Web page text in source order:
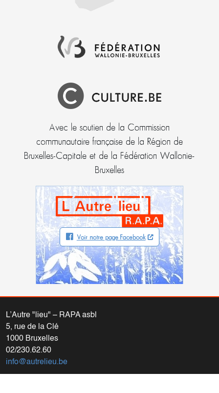
Avec le soutien de la Commission
communautaire française de la Région de
Bruxelles-Capitale et de la Fédération Wallonie-
Bruxelles
Voir notre page Facebook
L’Autre "lieu" – RAPA asbl
5, rue de la Clé
1000 Bruxelles
02/230.62.60
info@autrelieu.be